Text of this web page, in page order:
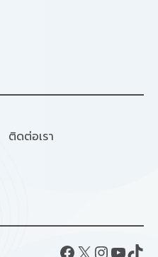
ติดต่อเรา
Facebook X InstagramYouTube TikTok